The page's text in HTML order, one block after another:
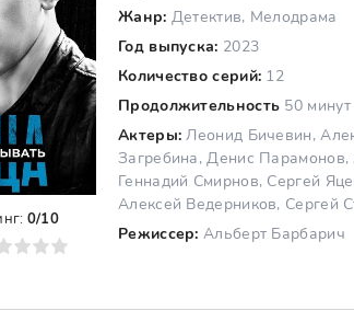
Жанр: Детектив, Мелодрама
Год выпуска: 2023
Количество серий: 12
Продолжительность 50 минут
Актеры: Леонид Бичевин,
Загребина, Денис
Геннадий Смирнов, Сергей
Алексей Ведерников, Сергей
Режиссер: Альберт Барбарич
0/10